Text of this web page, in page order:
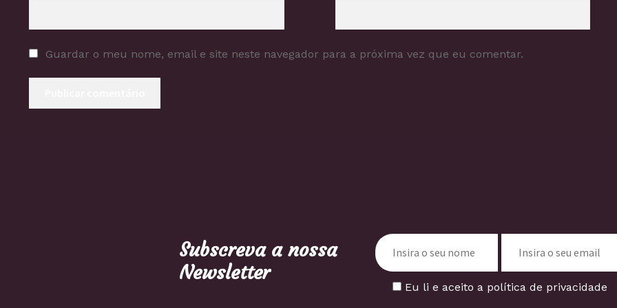
Guardar o meu nome, email e site neste navegador para a próxima vez que eu comentar.
Subscreva a nossa
Newsletter
Eu li e aceito a política de privacidade